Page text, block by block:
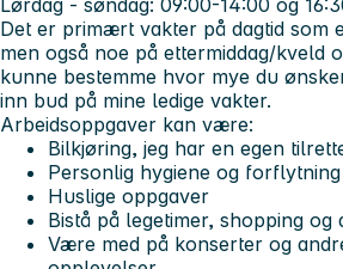
Lørdag - søndag: 09:00-14:00 og
Det er primært vakter på dagtid som
men også noe på ettermiddag/kveld
kunne bestemme hvor mye du
inn bud på mine ledige vakter.
Arbeidsoppgaver kan være:
Bilkjøring, jeg har en egen
Personlig hygiene og forflytning
Huslige oppgaver
Bistå på legetimer, shopping
Være med på konserter og